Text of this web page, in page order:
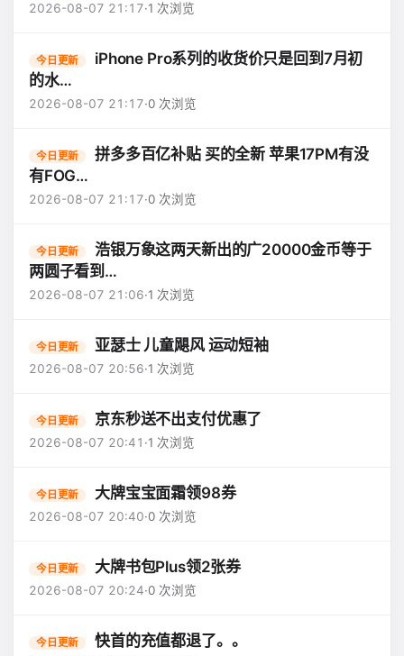
2026-08-07 21:17·1 次浏览
今日更新
iPhone Pro系列的收货价只是回到7月初
的水…
2026-08-07 21:17·0 次浏览
今日更新
拼多多百亿补贴 买的全新 苹果17PM有没
有FOG…
2026-08-07 21:17·0 次浏览
今日更新
浩银万象这两天新出的广20000金币等于
两圆子看到…
2026-08-07 21:06·1 次浏览
今日更新 亚瑟士 儿童飓风 运动短袖
2026-08-07 20:56·1 次浏览
今日更新 京东秒送不出支付优惠了
2026-08-07 20:41 ·1 次浏览
今日更新 大牌宝宝面霜领98券
2026-08-07 20:40·0 次浏览
今日更新 大牌书包Plus领2张券
2026-08-07 20:24·0 次浏览
今日更新 快首的充值都退了。。